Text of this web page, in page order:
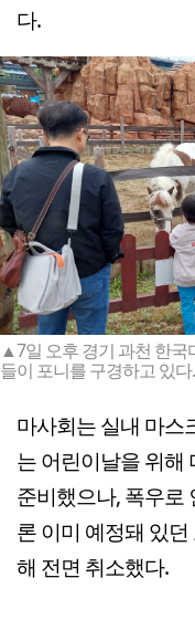
다.
▲7일 오후 경기 과천 한국
들이 포니를 구경하고 있
마사회는 실내 마스
는 어린이날을 위해
준비했으나, 폭우로
론 이미 예정돼 있
해 전면 취소했다.